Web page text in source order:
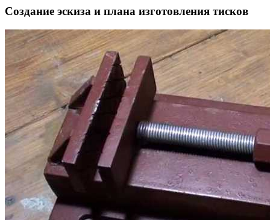
Создание эскиза и плана изготовления тисков